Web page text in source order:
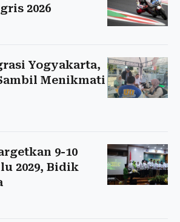
2026
Yogyakarta,
Menikmati
9-10
2029, Bidik